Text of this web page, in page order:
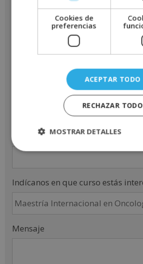
*
Indícanos en que curso estás
Mensaje
Cookies de
preferencias
ACEPTAR TODO
RECHAZAR TODO
MOSTRAR DETALLES